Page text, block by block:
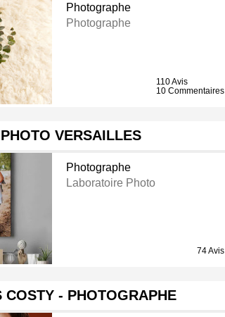
Photographe
Photographe
110 Avis
10 Commentaires
VERSAILLES
Photographe
Laboratoire Photo
74 Avis
COSTY - PHOTOGRAPHE